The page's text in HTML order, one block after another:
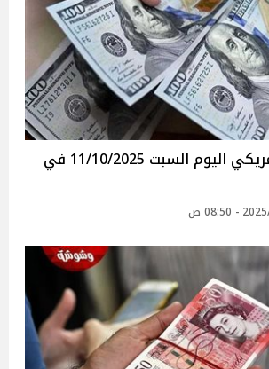
سعر الدولار الأمريكي اليوم السبت 11/10/2025 في